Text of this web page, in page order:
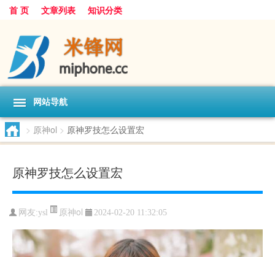
首 页 文章列表 知识分类
网站导航
> 原神ol > 原神罗技怎么设置宏
原神罗技怎么设置宏
网友:ysl 原神ol 2024-02-20 11:32:05